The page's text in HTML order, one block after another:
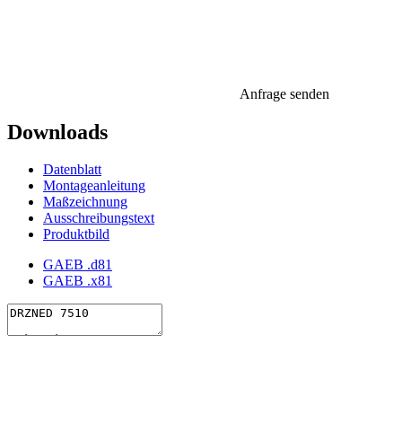
Anfrage senden
Downloads
Datenblatt
Montageanleitung
Maßzeichnung
Ausschreibungstext
Produktbild
GAEB .d81
GAEB .x81